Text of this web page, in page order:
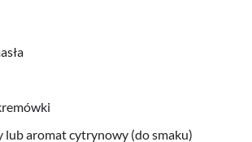
aromat cytrynowy (do smaku)